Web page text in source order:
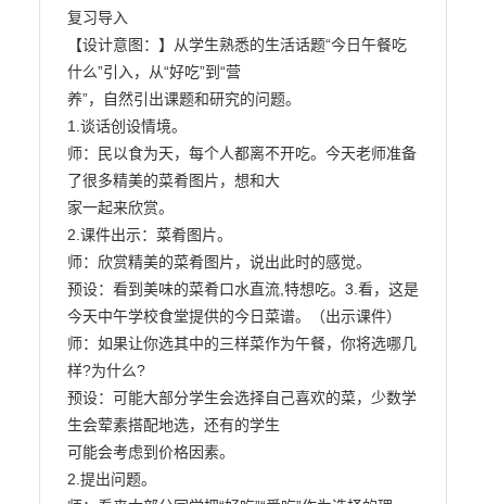
复习导入
【设计意图：】从学生熟悉的生活话题“今日午餐吃
什么”引入，从“好吃”到“营
养”，自然引出课题和研究的问题。
1.谈话创设情境。
师：民以食为天，每个人都离不开吃。今天老师准备
了很多精美的菜肴图片，想和大
家一起来欣赏。
2.课件出示：菜肴图片。
师：欣赏精美的菜肴图片，说出此时的感觉。
预设：看到美味的菜肴口水直流,特想吃。3.看，这是
今天中午学校食堂提供的今日菜谱。（出示课件）
师：如果让你选其中的三样菜作为午餐，你将选哪几
样?为什么?
预设：可能大部分学生会选择自己喜欢的菜，少数学
生会荤素搭配地选，还有的学生
可能会考虑到价格因素。
2.提出问题。